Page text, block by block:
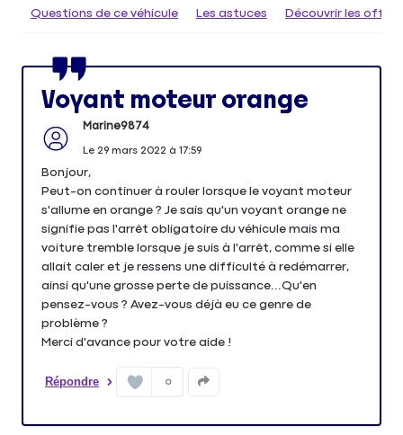
Questions de ce véhicule Les astuces Découvrir les
Voyant moteur orange
Marine9874
Le 29 mars 2022à 17:59
Bonjour,
Peut-on continuer à rouler lorsque le voyant moteur
s'allume en orange ? Je sais qu'un voyant orange ne
signifie pas l'arrêt obligatoire du véhicule mais ma
voiture tremble lorsque je suis à l'arrêt, comme si elle
allait caler et je ressens une difficulté à redémarrer,
ainsi qu'une grosse perte de puissance...Qu'en
pensez-vous ? Avez-vous déjà eu ce genre de
problème ?
Merci d'avance pour votre aide !
Répondre 0